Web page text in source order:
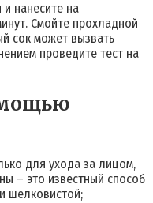
нанесите на
Смойте прохладной
сок может вызвать
проведите тест на
для ухода за лицом,
– это известный способ
шелковистой;